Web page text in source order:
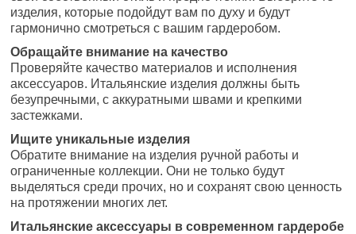
изделия, которые подойдут вам по духу и будут
гармонично смотреться с вашим гардеробом.
Обращайте внимание на качество
Проверяйте качество материалов и исполнения
аксессуаров. Итальянские изделия должны быть
безупречными, с аккуратными швами и крепкими
застежками.
Ищите уникальные изделия
Обратите внимание на изделия ручной работы и
ограниченные коллекции. Они не только будут
выделяться среди прочих, но и сохранят свою ценность
на протяжении многих лет.
Итальянские аксессуары в современном гардеробе